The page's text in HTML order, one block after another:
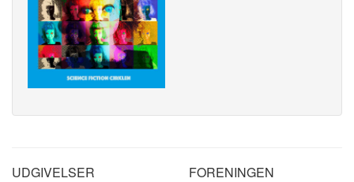
UDGIVELSER
FORENINGEN